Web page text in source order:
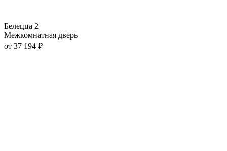
Белецца 2
Межкомнатная дверь
от 37 194 ₽